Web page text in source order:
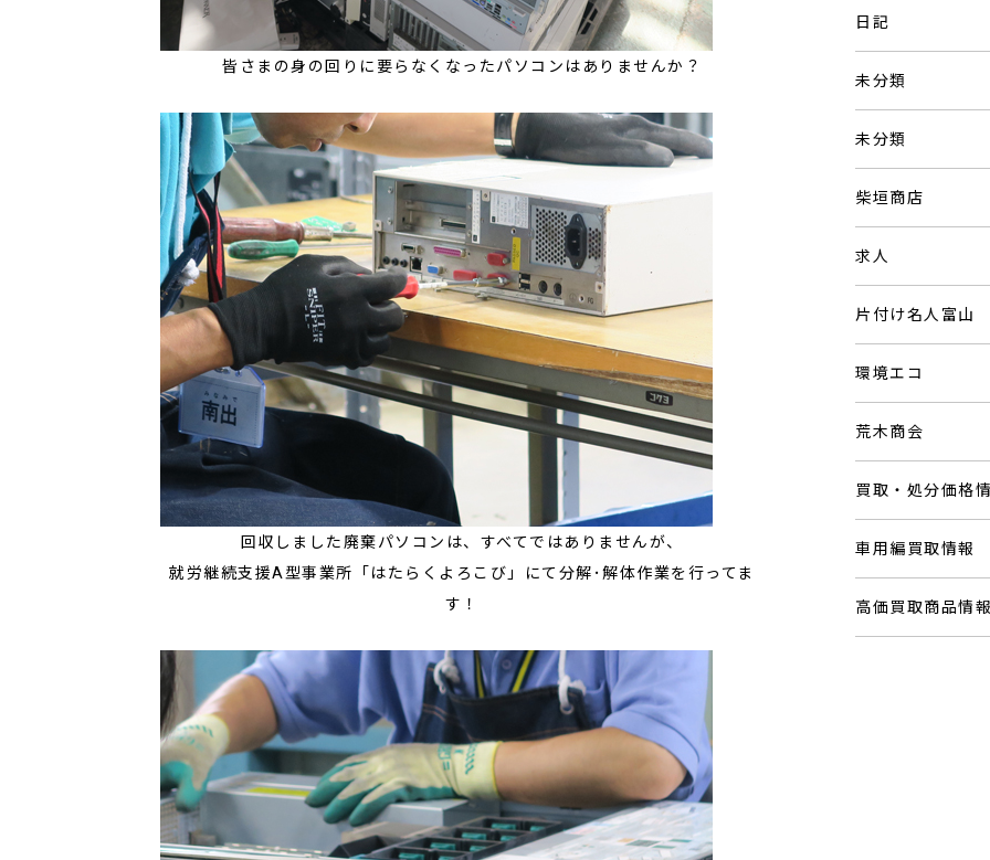
皆さまの身の回りに要らなくなったパソコンはありませんか？
回収しました廃棄パソコンは、すべてではありませんが、
就労継続支援A型事業所「はたらくよろこび」にて分解･解体作業を行ってま
す！
日記
未分類
未分類
柴垣商店
求人
片付け名人富山
環境エコ
荒木商会
買取・処分価格
車用編買取情報
高価買取商品情